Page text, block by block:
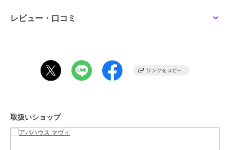
商品カテゴリ ワンピースドレス
ピース
レビュー・口コミ
取扱いショップ